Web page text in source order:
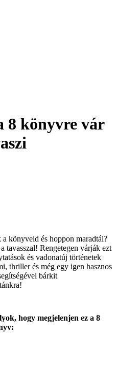
8 könyvre vár
könyveid és hoppon maradtál?
tavasszal! Rengetegen várják ezt
és vadonatúj történetek
thriller és még egy igen hasznos
bárkit
hogy megjelenjen ez a 8